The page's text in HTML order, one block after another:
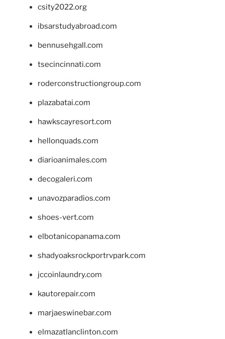
csity2022.org
ibsarstudyabroad.com
bennusehgall.com
tsecincinnati.com
roderconstructiongroup.com
plazabatai.com
hawkscayresort.com
hellonquads.com
diarioanimales.com
decogaleri.com
unavozparadios.com
shoes-vert.com
elbotanicopanama.com
shadyoaksrockportrvpark.com
jccoinlaundry.com
kautorepair.com
marjaeswinebar.com
elmazatlanclinton.com